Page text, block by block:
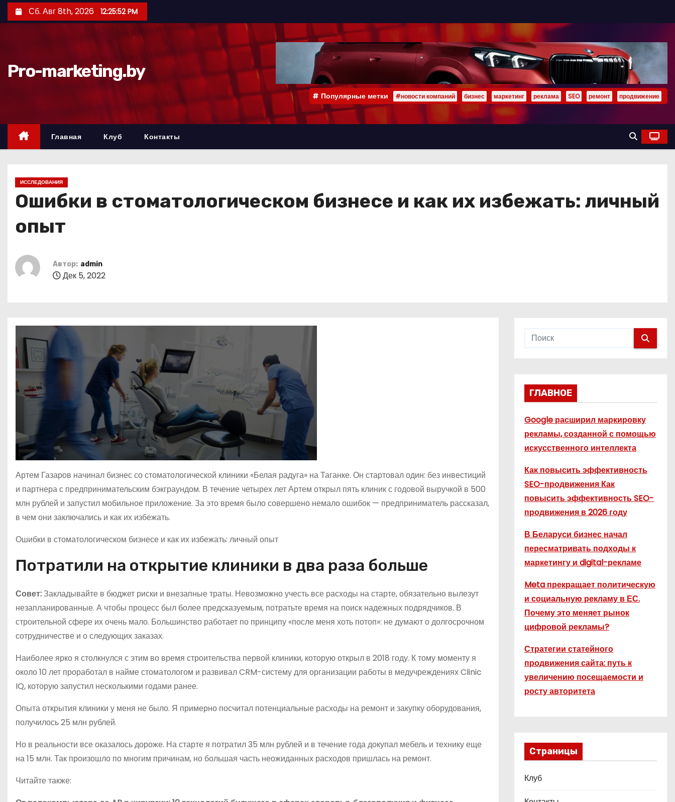
е
д
Сб. Авг 8th, 2026 12:25:53 PM
Pro-marketing.by
Популярные метки #новости компаний бизнес маркетинг реклама SEO ремонт продвижение
Главная Клуб Контакты
ИССЛЕДОВАНИЯ
Ошибки в стоматологическом бизнесе и как их избежать: личный
опыт
Автор: admin
Дек 5, 2022
Артем Газаров начинал бизнес со стоматологической клиники «Белая радуга» на Таганке. Он стартовал один: без инвестиций
и партнера с предпринимательским бэкграундом. В течение четырех лет Артем открыл пять клиник с годовой выручкой в 500
млн рублей и запустил мобильное приложение. За это время было совершено немало ошибок — предприниматель рассказал,
в чем они заключались и как их избежать.
Ошибки в стоматологическом бизнесе и как их избежать: личный опыт
Потратили на открытие клиники в два раза больше
Совет: Закладывайте в бюджет риски и внезапные траты. Невозможно учесть все расходы на старте, обязательно вылезут
незапланированные. А чтобы процесс был более предсказуемым, потратьте время на поиск надежных подрядчиков. В
строительной сфере их очень мало. Большинство работает по принципу «после меня хоть потоп»: не думают о долгосрочном
сотрудничестве и о следующих заказах.
Наиболее ярко я столкнулся с этим во время строительства первой клиники, которую открыл в 2018 году. К тому моменту я
около 10 лет проработал в найме стоматологом и развивал CRM-систему для организации работы в медучреждениях Clinic
IQ, которую запустил несколькими годами ранее.
Опыта открытия клиники у меня не было. Я примерно посчитал потенциальные расходы на ремонт и закупку оборудования,
получилось 25 млн рублей.
Но в реальности все оказалось дороже. На старте я потратил 35 млн рублей и в течение года докупал мебель и технику еще
на 15 млн. Так произошло по многим причинам, но большая часть неожиданных расходов пришлась на ремонт.
Читайте также:
ГЛАВНОЕ
Google расширил маркировку
рекламы, созданной с помощью
искусственного интеллекта
Как повысить эффективность
SEO-продвижения Как
повысить эффективность SEO-
продвижения в 2026 году
В Беларуси бизнес начал
пересматривать подходы к
маркетингу и digital-рекламе
Meta прекращает политическую
и социальную рекламу в ЕС.
Почему это меняет рынок
цифровой рекламы?
Стратегии статейного
продвижения сайта: путь к
увеличению посещаемости и
росту авторитета
Страницы
Клуб